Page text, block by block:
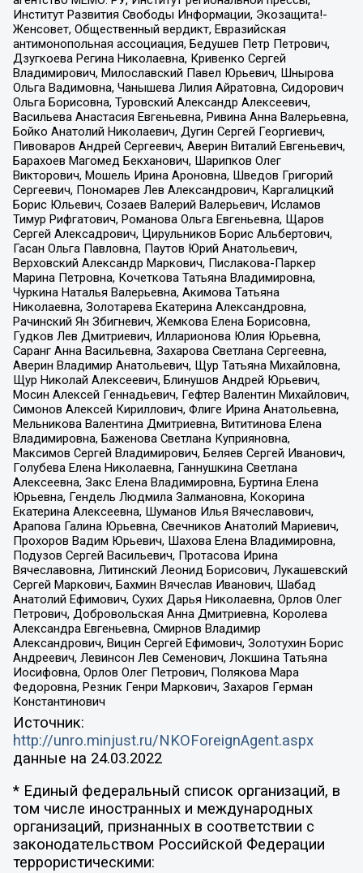
Институт Развития Свободы Информации, Экозащита!-
Женсовет, Общественный вердикт, Евразийская
антимонопольная ассоциация, Бедушев Петр Петрович,
Дзугкоева Регина Николаевна, Кривенко Сергей
Владимирович, Милославский Павел Юрьевич, Шнырова
Ольга Вадимовна, Чанышева Лилия Айратовна, Сидорович
Ольга Борисовна, Туровский Александр Алексеевич,
Васильева Анастасия Евгеньевна, Ривина Анна Валерьевна,
Бойко Анатолий Николаевич, Дугин Сергей Георгиевич,
Пивоваров Андрей Сергеевич, Аверин Виталий Евгеньевич,
Барахоев Магомед Бекханович, Шарипков Олег
Викторович, Мошель Ирина Ароновна, Шведов Григорий
Сергеевич, Пономарев Лев Александрович, Каргалицкий
Борис Юльевич, Созаев Валерий Валерьевич, Исламов
Тимур Рифгатович, Романова Ольга Евгеньевна, Щаров
Сергей Алексадрович, Цирульников Борис Альбертович,
Гасан Ольга Павловна, Паутов Юрий Анатольевич,
Верховский Александр Маркович, Пислакова-Паркер
Марина Петровна, Кочеткова Татьяна Владимировна,
Чуркина Наталья Валерьевна, Акимова Татьяна
Николаевна, Золотарева Екатерина Александровна,
Рачинский Ян Збигневич, Жемкова Елена Борисовна,
Гудков Лев Дмитриевич, Илларионова Юлия Юрьевна,
Саранг Анна Васильевна, Захарова Светлана Сергеевна,
Аверин Владимир Анатольевич, Щур Татьяна Михайловна,
Щур Николай Алексеевич, Блинушов Андрей Юрьевич,
Мосин Алексей Геннадьевич, Гефтер Валентин Михайлович,
Симонов Алексей Кириллович, Флиге Ирина Анатольевна,
Мельникова Валентина Дмитриевна, Вититинова Елена
Владимировна, Баженова Светлана Куприяновна,
Максимов Сергей Владимирович, Беляев Сергей Иванович,
Голубева Елена Николаевна, Ганнушкина Светлана
Алексеевна, Закс Елена Владимировна, Буртина Елена
Юрьевна, Гендель Людмила Залмановна, Кокорина
Екатерина Алексеевна, Шуманов Илья Вячеславович,
Арапова Галина Юрьевна, Свечников Анатолий Мариевич,
Прохоров Вадим Юрьевич, Шахова Елена Владимировна,
Подузов Сергей Васильевич, Протасова Ирина
Вячеславовна, Литинский Леонид Борисович, Лукашевский
Сергей Маркович, Бахмин Вячеслав Иванович, Шабад
Анатолий Ефимович, Сухих Дарья Николаевна, Орлов Олег
Петрович, Добровольская Анна Дмитриевна, Королева
Александра Евгеньевна, Смирнов Владимир
Александрович, Вицин Сергей Ефимович, Золотухин Борис
Андреевич, Левинсон Лев Семенович, Локшина Татьяна
Иосифовна, Орлов Олег Петрович, Полякова Мара
Федоровна, Резник Генри Маркович, Захаров Герман
Константинович
Источник:
http://unro.minjust.ru/NKOForeignAgent.aspx
данные на 24.03.2022
* Единый федеральный список организаций, в
том числе иностранных и международных
организаций, признанных в соответствии с
законодательством Российской Федерации
террористическими: